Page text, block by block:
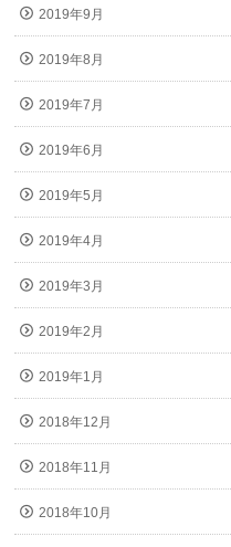
2019年9月
2019年8月
2019年7月
2019年6月
2019年5月
2019年4月
2019年3月
2019年2月
2019年1月
2018年12月
2018年11月
2018年10月